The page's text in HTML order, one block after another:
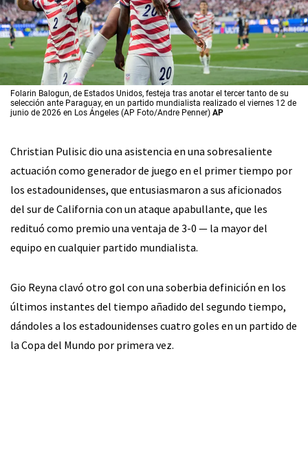
Folarin Balogun, de Estados Unidos, festeja tras anotar el tercer tanto de su
selección ante Paraguay, en un partido mundialista realizado el viernes 12 de
junio de 2026 en Los Ángeles (AP Foto/Andre Penner) AP
Christian Pulisic dio una asistencia en una sobresaliente
actuación como generador de juego en el primer tiempo por
los estadounidenses, que entusiasmaron a sus aficionados
del sur de California con un ataque apabullante, que les
redituó como premio una ventaja de 3-0 — la mayor del
equipo en cualquier partido mundialista.
Gio Reyna clavó otro gol con una soberbia definición en los
últimos instantes del tiempo añadido del segundo tiempo,
dándoles a los estadounidenses cuatro goles en un partido de
la Copa del Mundo por primera vez.